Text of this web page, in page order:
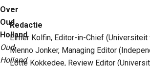
Over
Oud
Holland
Oud
Holland
Redactie
Elmer Kolfin, Editor-in-Chief (Universiteit
Menno Jonker, Managing Editor
Lotte Kokkedee, Review Editor